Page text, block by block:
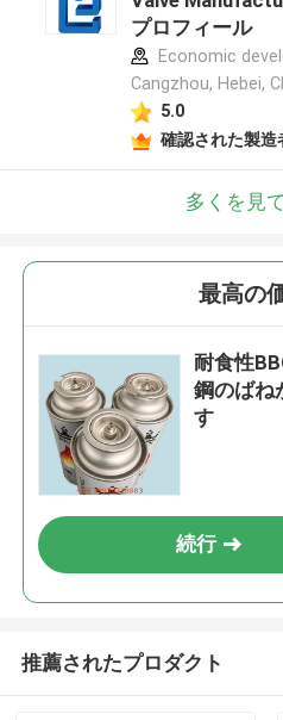
プロフィール
Economic
Cangzhou, Hebei,
5.0
確認された製造
多くを見
最高の
耐食性
鋼のばね
す
続行
推薦されたプロダクト